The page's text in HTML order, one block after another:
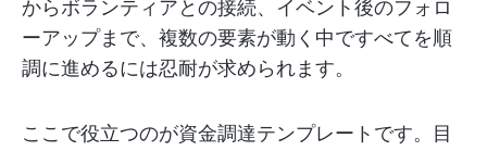
からボランティアとの接続、イベント後のフォロ
ーアップまで、複数の要素が動く中ですべてを順
調に進めるには忍耐が求められます。
ここで役立つのが資金調達テンプレートです。目